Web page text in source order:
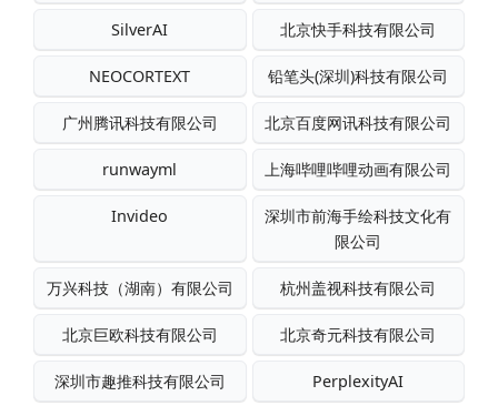
SilverAI 北京快手科技有限公司
NEOCORTEXT 铅笔头(深圳)科技有限公司
广州腾讯科技有限公司 北京百度网讯科技有限公司
runwayml 上海哔哩哔哩动画有限公司
Invideo
深圳市前海手绘科技文化有
限公司
万兴科技（湖南）有限公司 杭州盖视科技有限公司
北京巨欧科技有限公司 北京奇元科技有限公司
深圳市趣推科技有限公司 PerplexityAI